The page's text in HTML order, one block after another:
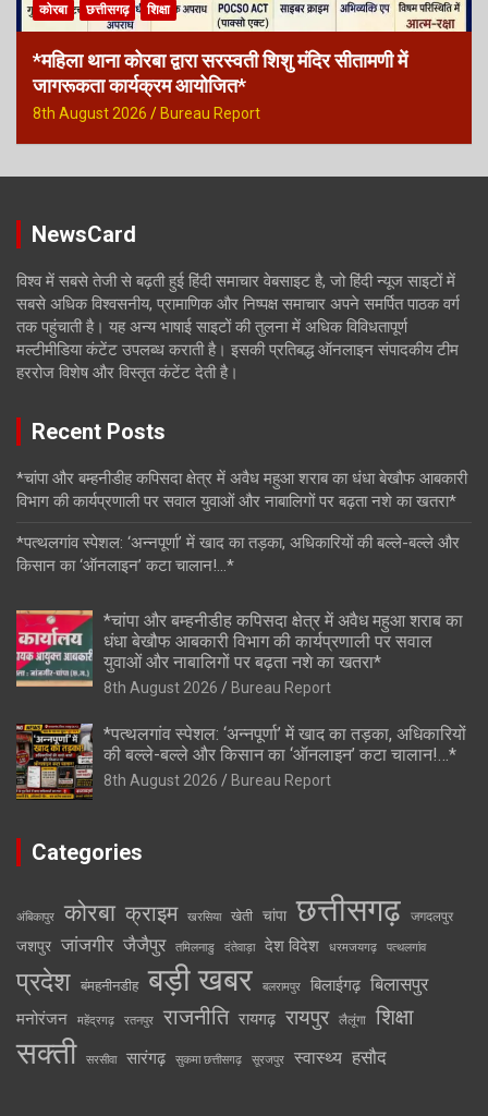
कोरबा छत्तीसगढ़ शिक्षा
*महिला थाना कोरबा द्वारा सरस्वती शिशु मंदिर सीतामणी में
जागरूकता कार्यक्रम आयोजित*
8th August 2026 Bureau Report
NewsCard
विश्व में सबसे तेजी से बढ़ती हुई हिंदी समाचार वेबसाइट है, जो हिंदी न्यूज साइटों में
सबसे अधिक विश्वसनीय, प्रामाणिक और निष्पक्ष समाचार अपने समर्पित पाठक वर्ग
तक पहुंचाती है। यह अन्य भाषाई साइटों की तुलना में अधिक विविधतापूर्ण
मल्टीमीडिया कंटेंट उपलब्ध कराती है। इसकी प्रतिबद्ध ऑनलाइन संपादकीय टीम
हररोज विशेष और विस्तृत कंटेंट देती है।
Recent Posts
*चांपा और बम्हनीडीह कपिसदा क्षेत्र में अवैध महुआ शराब का धंधा बेखौफ आबकारी
विभाग की कार्यप्रणाली पर सवाल युवाओं और नाबालिगों पर बढ़ता नशे का खतरा*
*पत्थलगांव स्पेशल: ‘अन्नपूर्णा’ में खाद का तड़का, अधिकारियों की बल्ले-बल्ले और
किसान का ‘ऑनलाइन’ कटा चालान!…*
*चांपा और बम्हनीडीह कपिसदा क्षेत्र में अवैध महुआ शराब का
धंधा बेखौफ आबकारी विभाग की कार्यप्रणाली पर सवाल
युवाओं और नाबालिगों पर बढ़ता नशे का खतरा*
8th August 2026 Bureau Report
*पत्थलगांव स्पेशल: ‘अन्नपूर्णा’ में खाद का तड़का, अधिकारियों
की बल्ले-बल्ले और किसान का ‘ऑनलाइन’ कटा चालान!…*
8th August 2026 Bureau Report
Categories
अंबिकापुर कोरबा क्राइम खरसिया खेती चांपा छत्तीसगढ़ जगदलपुर
जशपुर जांजगीर जैजैपुर तमिलनाडु दंतेवाड़ा देश विदेश धरमजयगढ़ पत्थलगांव
प्रदेश बंमहनीनडीह बड़ी खबर बलरामपुर बिलाईगढ़ बिलासपुर
मनोरंजन महेंद्रगढ़ रतनपुर राजनीति रायगढ़ रायपुर लैलूंगा शिक्षा
सक्ती सरसीवा सारंगढ़ सुकमा छत्तीसगढ़ सूरजपुर स्वास्थ्य हसौद